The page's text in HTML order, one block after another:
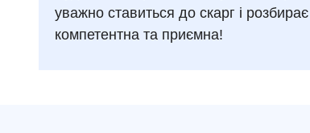
уважно ставиться до скарг і
компетентна та приємна!